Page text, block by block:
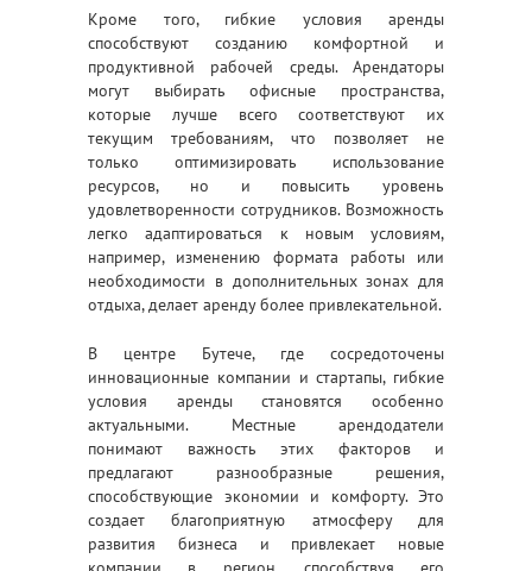
Кроме того, гибкие условия аренды
способствуют созданию комфортной и
продуктивной рабочей среды. Арендаторы
могут выбирать офисные пространства,
которые лучше всего соответствуют их
текущим требованиям, что позволяет не
только оптимизировать использование
ресурсов, но и повысить уровень
удовлетворенности сотрудников. Возможность
легко адаптироваться к новым условиям,
например, изменению формата работы или
необходимости в дополнительных зонах для
отдыха, делает аренду более привлекательной.
В центре Бутече, где сосредоточены
инновационные компании и стартапы, гибкие
условия аренды становятся особенно
актуальными. Местные арендодатели
понимают важность этих факторов и
предлагают разнообразные решения,
способствующие экономии и комфорту. Это
создает благоприятную атмосферу для
развития бизнеса и привлекает новые